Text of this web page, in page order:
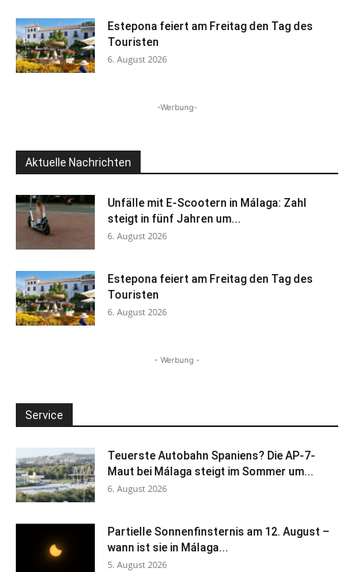
Estepona feiert am Freitag den Tag des
Touristen
6. August 2026
-Werbung-
Aktuelle Nachrichten
Unfälle mit E-Scootern in Málaga: Zahl
steigt in fünf Jahren um...
6. August 2026
Estepona feiert am Freitag den Tag des
Touristen
6. August 2026
- Werbung -
Service
Teuerste Autobahn Spaniens? Die AP-7-
Maut bei Málaga steigt im Sommer um...
6. August 2026
Partielle Sonnenfinsternis am 12. August –
wann ist sie in Málaga...
5. August 2026